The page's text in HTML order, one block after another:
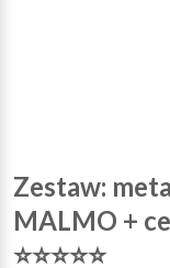
Zestaw:
MALMO +
⭐⭐⭐⭐⭐